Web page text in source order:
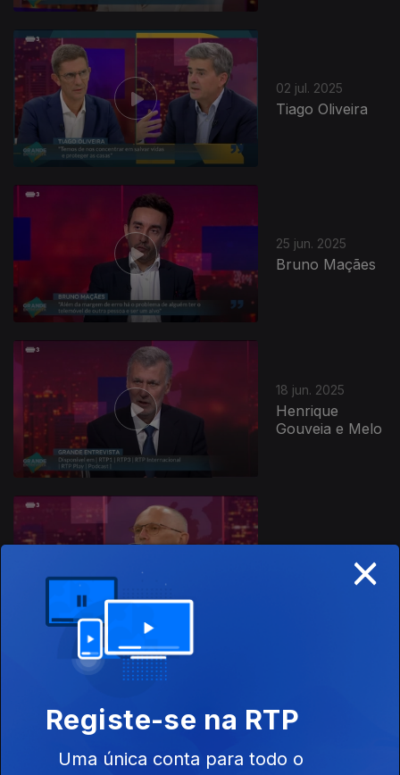
02 jul. 2025
Tiago Oliveira
25 jun. 2025
Bruno Maçães
18 jun. 2025
Henrique
Gouveia e Melo
Carlos Tavares
04 jun. 2025
André Ventura
×
Registe-se na RTP
Uma única conta para todo o